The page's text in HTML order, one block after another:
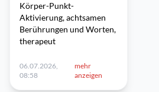
Körper-Punkt-
Aktivierung, achtsamen
Berührungen und Worten,
therapeut
06.07.2026,
08:58
mehr
anzeigen